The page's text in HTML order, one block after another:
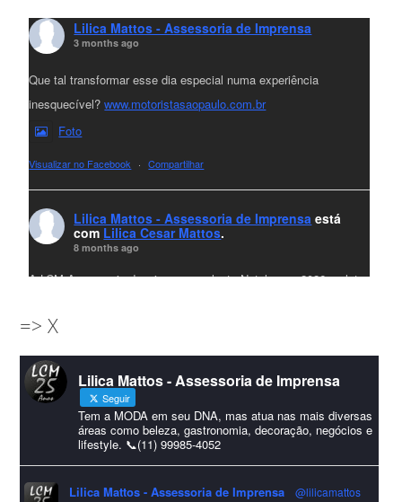
Lilica Mattos - Assessoria de Imprensa
3 months ago
Que tal transformar esse dia especial numa experiência
inesquecível?www.motoristasaopaulo.com.br
Foto
Visualizar no Facebook · Compartilhar
Lilica Mattos - Assessoria de Imprensa está
com Lilica Cesar Mattos.
8 months ago
A LCM Assessoria deseja um excelente Natal e um 2026 repleto
amigos que sempre nos acompanham!🎄✨🥂❤️
#lcmassessoriassessoria#natal #merrychristmas #felizanonovo
#HappyNewYear
Foto
Visualizar no Facebook · Compartilhar
=> X
Lilica Mattos - Assessoria de Imprensa
Seguir
Tem a MODA em seu DNA, mas atua nas mais diversas
áreas como beleza, gastronomia, decoração, negócios e
lifestyle. 📞(11) 99985-4052
Lilica Mattos - Assessoria de Imprensa
@lilicamattos